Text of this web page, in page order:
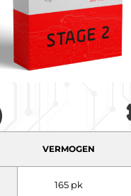
VERMOGEN
165 pk